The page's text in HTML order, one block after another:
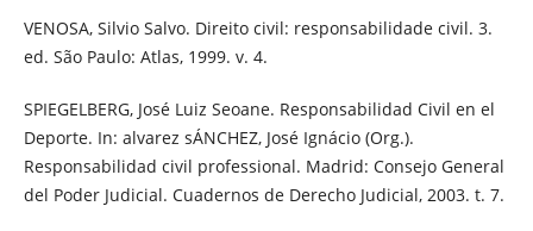
VENOSA, Silvio Salvo. Direito civil: responsabilidade civil. 3.
ed. São Paulo: Atlas, 1999. v. 4.
SPIEGELBERG, José Luiz Seoane. Responsabilidad Civil en el
Deporte. In: alvarez sÁNCHEZ, José Ignácio (Org.).
Responsabilidad civil professional. Madrid: Consejo General
del Poder Judicial. Cuadernos de Derecho Judicial, 2003. t. 7.